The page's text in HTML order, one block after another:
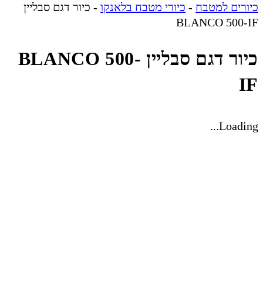
כיורים למטבח - כיורי מטבח בלאנקו - כיור דגם סבליין
BLANCO 500-IF
כיור דגם סבליין BLANCO 500-
IF
Loading...